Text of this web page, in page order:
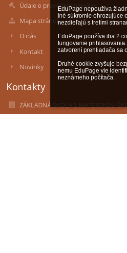
EduPage nepoužíva
iné súkromie ohrozujúce
nezdieľajú s tretími
EduPage používa iba 2
fungovanie
zatvorení prehliadača sa
Druhé cookie zvyšuje
nemu EduPage vie
neznámeho počítača.
Údaje o prevádzkovateľovi
Mapa stránok
O nás
Kontakt
Novinky
Kontakty
ZÁKLADNÁ ŠKOLA S MATERSKOU